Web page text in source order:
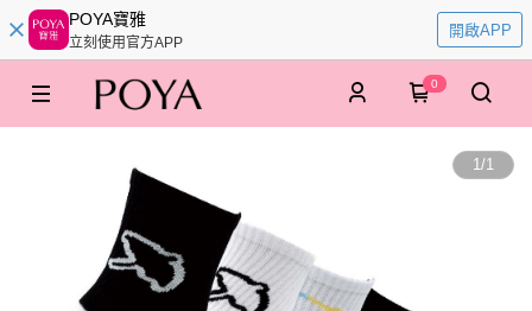
POYA寶雅
立刻使用官方APP
開啟APP
0
1/1